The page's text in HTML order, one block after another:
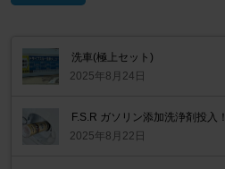
洗車(極上セット)
2025年8月24日
F.S.R ガソリン添加洗浄剤投入！
2025年8月22日